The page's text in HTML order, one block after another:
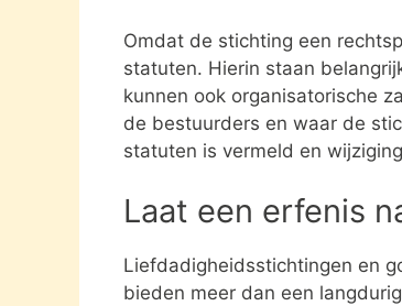
Omdat de stichting een
statuten. Hierin staan
kunnen ook organisatorische
de bestuurders en waar de
statuten is vermeld en
Laat een erfenis
Liefdadigheidsstichtingen en
bieden meer dan een